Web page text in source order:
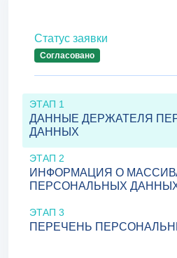
Статус заявки
Согласовано
ЭТАП 1
ДАННЫЕ ДЕРЖАТЕЛЯ
ДАННЫХ
ЭТАП 2
ИНФОРМАЦИЯ О
ПЕРСОНАЛЬНЫХ
ЭТАП 3
ПЕРЕЧЕНЬ